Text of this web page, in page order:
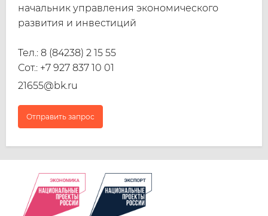
начальник управления экономического
развития и инвестиций
Тел.: 8 (84238) 2 15 55
Сот.: +7 927 837 10 01
21655@bk.ru
Отправить запрос